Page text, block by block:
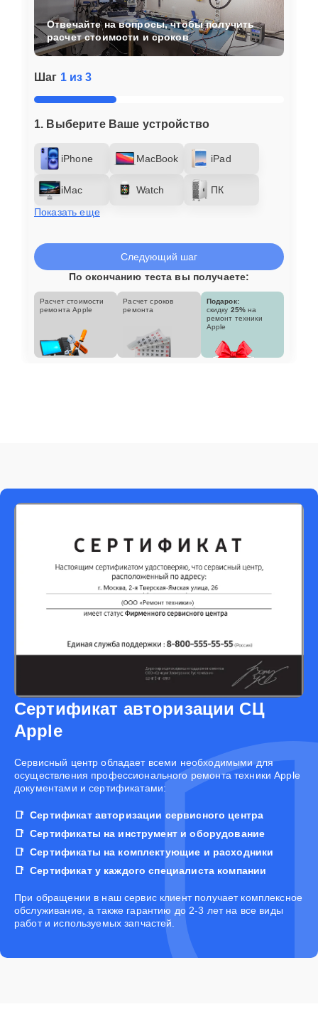
Шаг 1 из 3
1. Выберите Ваше устройство
iPhone MacBook iPad
iMac Watch
ПК
Показать еще
Отвечайте на вопросы, чтобы получить
расчет стоимости и сроков
Следующий шаг
По окончанию теста вы получаете:
Расчет стоимости
ремонта Apple
Расчет сроков
ремонта
Подарок:
скидку 25% на
ремонт техники
Apple
Сертификат авторизации СЦ
Apple
Cервисный центр обладает всеми необходимыми для
осуществления профессионального ремонта техники Apple
документами и сертификатами:
Сертификат авторизации сервисного центра
Сертификаты на инструмент и оборудование
Сертификаты на комплектующие и расходники
Сертификат у каждого специалиста компании
При обращении в наш сервис клиент получает комплексное
обслуживание, а также гарантию до 2-3 лет на все виды
работ и используемых запчастей.